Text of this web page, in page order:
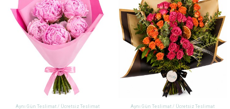
Aynı Gün Teslimat / Ücretsiz Teslimat Aynı Gün Teslimat / Ücretsiz Teslimat